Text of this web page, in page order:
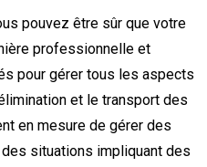
pouvez être sûr que votre
professionnelle et
pour gérer tous les aspects
et le transport des
en mesure de gérer des
situations impliquant des